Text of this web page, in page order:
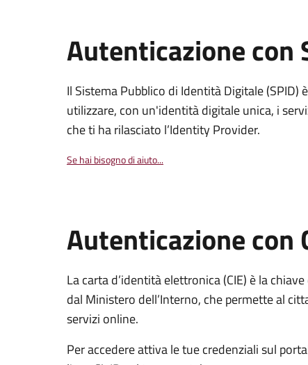
Autenticazione con
Il Sistema Pubblico di Identità Digitale (SPID)
utilizzare, con un'identità digitale unica, i
che ti ha rilasciato l’Identity Provider.
Se hai bisogno di aiuto...
Autenticazione con
La carta d’identità elettronica (CIE) è la
dal Ministero dell’Interno, che permette al
servizi online.
Per accedere attiva le tue credenziali sul